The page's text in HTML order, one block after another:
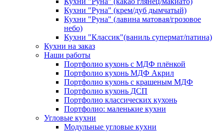
Кухни "Руна" (крем/дуб дымчатый)
Кухни "Руна" (лавина матовая/грозовое
небо)
Кухни "Классик"(ваниль супермат/патина)
Кухни на заказ
Наши работы
Портфолио кухонь с МДФ плёнкой
Портфолио кухонь МДФ Акрил
Портфолио кухонь с крашеным МДФ
Портфолио кухонь ДСП
Портфолио классических кухонь
Портфолио: маленькие кухни
Угловые кухни
Модульные угловые кухни